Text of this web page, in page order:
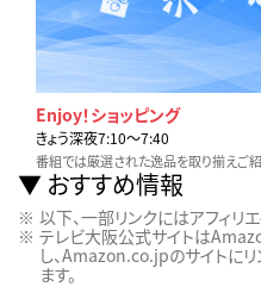
Enjoy！ショッピング
きょう深夜7:10〜7:40
番組では厳選された逸品を取り揃えご紹
おすすめ情報
以下、一部リンクにはアフィリ
テレビ大阪公式サイトは
し、Amazon.co.jpのサイトに
ます。